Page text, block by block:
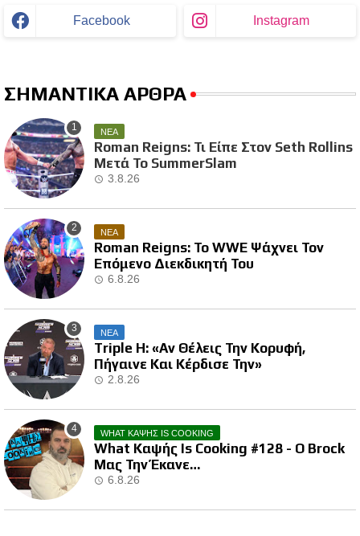
Facebook Instagram
ΣΗΜΑΝΤΙΚΑ ΑΡΘΡΑ
ΝΕΑ
Roman Reigns: Τι Είπε Στον Seth Rollins
Μετά Το SummerSlam
3.8.26
ΝΕΑ
Roman Reigns: Το WWE Ψάχνει Τον
Επόμενο Διεκδικητή Του
6.8.26
ΝΕΑ
Triple H: «Αν Θέλεις Την Κορυφή,
Πήγαινε Και Κέρδισε Την»
2.8.26
WHAT ΚΑΨΗΣ IS COOKING
What Καψής Is Cooking #128 - Ο Brock
Μας Την Έκανε…
6.8.26